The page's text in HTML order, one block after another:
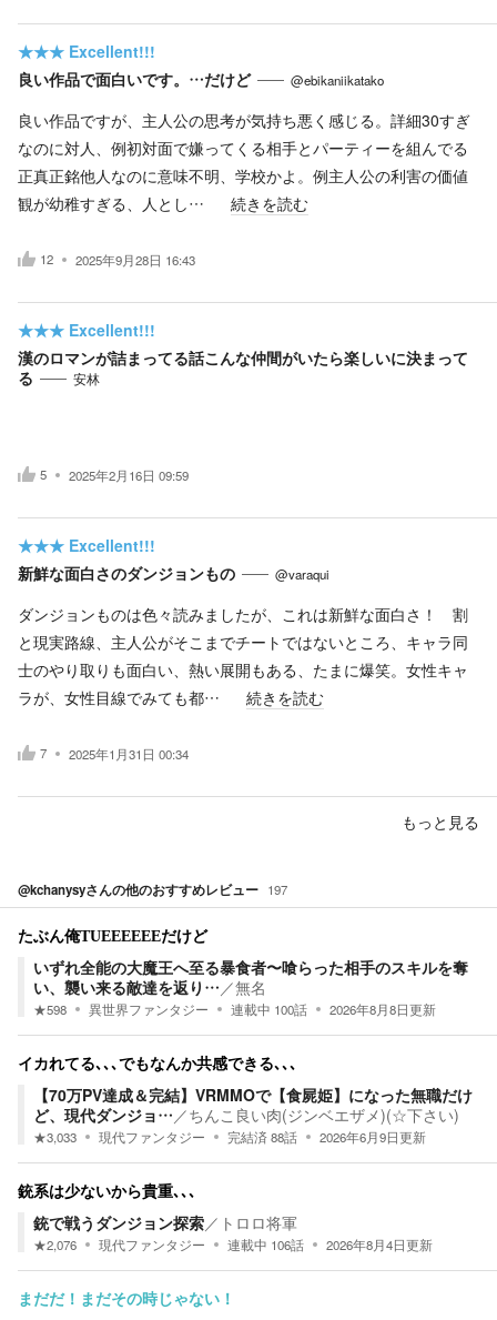
★★★ Excellent!!!
良い作品で面白いです。…だけど
@ebikaniikatako
良い作品ですが、主人公の思考が気持ち悪く感じる。詳細30すぎ
なのに対人、例初対面で嫌ってくる相手とパーティーを組んでる
正真正銘他人なのに意味不明、学校かよ。例主人公の利害の価値
観が幼稚すぎる、人とし…
続きを読む
12 2025年9月28日 16:43
★★★ Excellent!!!
漢のロマンが詰まってる話こんな仲間がいたら楽しいに決まって
る
安林
5 2025年2月16日 09:59
★★★ Excellent!!!
新鮮な面白さのダンジョンもの
@varaqui
ダンジョンものは色々読みましたが、これは新鮮な面白さ！ 割
と現実路線、主人公がそこまでチートではないところ、キャラ同
士のやり取りも面白い、熱い展開もある、たまに爆笑。女性キャ
ラが、女性目線でみても都…
続きを読む
7 2025年1月31日 00:34
もっと見る
@kchanysyさんの他のおすすめレビュー 197
たぶん俺TUEEEEEEだけど
いずれ全能の大魔王へ至る暴食者〜喰らった相手のスキルを奪
い、襲い来る敵達を返り… ／無名
★598 異世界ファンタジー 連載中 100話 2026年8月8日更新
イカれてる､､､でもなんか共感できる､､､
【70万PV達成＆完結】VRMMOで【食屍姫】になった無職だけ
ど、現代ダンジョ… ／ちんこ良い肉(ジンベエザメ)(☆下さい)
★3,033 現代ファンタジー 完結済88話 2026年6月9日更新
銃系は少ないから貴重､､､
銃で戦うダンジョン探索／ トロロ将軍
★2,076 現代ファンタジー 連載中 106話 2026年8月4日更新
まだだ！まだその時じゃない！